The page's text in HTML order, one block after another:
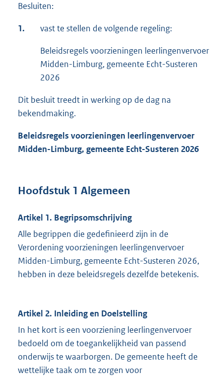
Besluiten:
1. vast te stellen de volgende regeling:
Beleidsregels voorzieningen leerlingenvervoer
Midden-Limburg, gemeente Echt-Susteren
2026
Dit besluit treedt in werking op de dag na
bekendmaking.
Beleidsregels voorzieningen leerlingenvervoer
Midden-Limburg, gemeente Echt-Susteren 2026
Hoofdstuk 1 Algemeen
Artikel 1. Begripsomschrijving
Alle begrippen die gedefinieerd zijn in de
Verordening voorzieningen leerlingenvervoer
Midden-Limburg, gemeente Echt-Susteren 2026,
hebben in deze beleidsregels dezelfde betekenis.
Artikel 2. Inleiding en Doelstelling
In het kort is een voorziening leerlingenvervoer
bedoeld om de toegankelijkheid van passend
onderwijs te waarborgen. De gemeente heeft de
wettelijke taak om te zorgen voor